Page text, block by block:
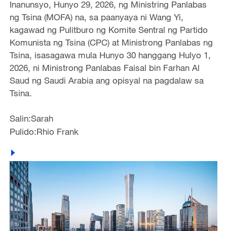
Inanunsyo, Hunyo 29, 2026, ng Ministring Panlabas
ng Tsina (MOFA) na, sa paanyaya ni Wang Yi,
kagawad ng Pulitburo ng Komite Sentral ng Partido
Komunista ng Tsina (CPC) at Ministrong Panlabas ng
Tsina, isasagawa mula Hunyo 30 hanggang Hulyo 1,
2026, ni Ministrong Panlabas Faisal bin Farhan Al
Saud ng Saudi Arabia ang opisyal na pagdalaw sa
Tsina.
Salin:Sarah
Pulido:Rhio Frank